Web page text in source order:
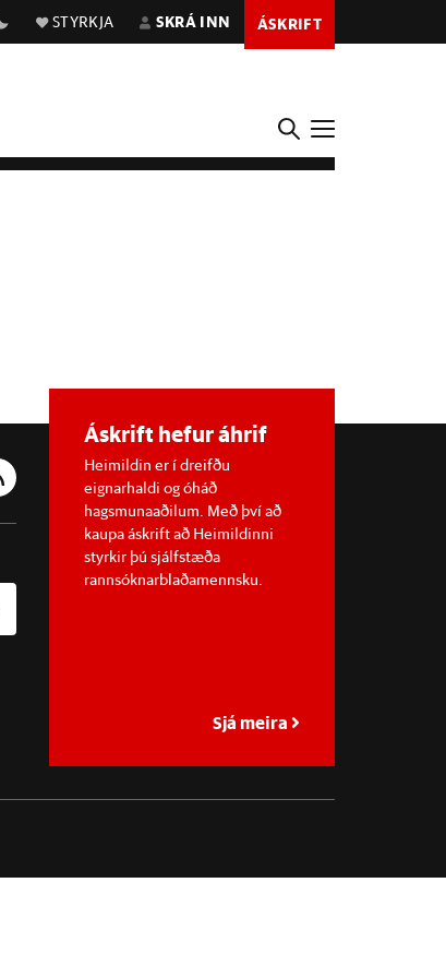
STYRKJA SKRÁ INN ÁSKRIFT
Áskrift hefur áhrif
Heimildin er í dreifðu
eignarhaldi og óháð
hagsmunaaðilum. Með því að
kaupa áskrift að Heimildinni
styrkir þú sjálfstæða
rannsóknarblaðamennsku.
Sjá meira